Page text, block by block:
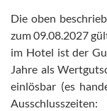
Die oben
zum 09.08.2027
im Hotel ist der
Jahre als
einlösbar (es